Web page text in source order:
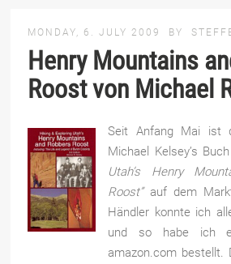
MONDAY, 6. JULY 2009 BY
Henry Mountains
Roost von Michael
Seit Anfang Mai ist
Michael Kelsey’s Buch
Utah’s Henry
Roost”auf dem
Händler konnte ich
und so habe ich
amazon.com bestellt.